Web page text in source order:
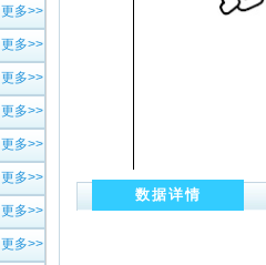
更多>>
更多>>
更多>>
更多>>
更多>>
更多>>
更多>>
更多>>
数据详情